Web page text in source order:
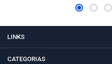
LINKS
CATEGORIAS